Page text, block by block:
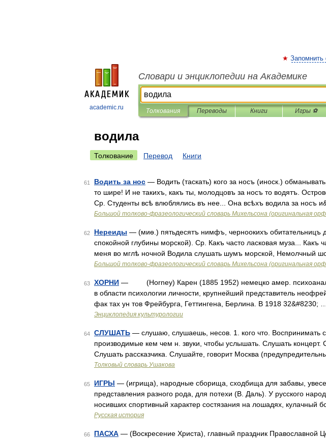
academic.ru
Запомнить
Словари и энциклопедии на Академике
Толкования Переводы Книги Игры ⚽
водила
Толкование Перевод Книги
61 Водить за нос — Водить (таскать) кого за носъ (иноск.)
то шире! И не такихъ, какъ ты, молодцовъ за носъ то водятъ.
Ср. Студенты всѣ влюблялись въ нее... Она всѣхъ водила за носъ
Большой толково-фразеологический словарь Михельсона (оригинальная
62 Нереиды — (миѳ.) пятьдесятъ нимфъ, черноокихъ обитательницъ
спокойной глубины морской). Ср. Какъ часто ласковая муза... Какъ
меня во мглѣ ночной Водила слушать шумъ морской, Немолчный
Большой толково-фразеологический словарь Михельсона (оригинальная
63 ХОРНИ — (Horney) Карен (1885 1952) немецко амер.
в области психологии личности, крупнейший представитель
фак тах ун тов Фрейбурга, Геттингена, Берлина. В 1918 32&#8230; …
Энциклопедия культурологии
64 СЛУШАТЬ — слушаю, слушаешь, несов. 1. кого что. Воспринимать
производимые кем чем н. звуки, чтобы услышать. Слушать концерт.
Слушать рассказчика. Слушайте, говорит Москва
Толковый словарь Ушакова
65 ИГРЫ — (игрища), народные сборища, сходбища для забавы,
представления разного рода, для потехи (В. Даль). У русского
носивших спортивный характер состязания на лошадях, кулачный
Русская история
66 ПАСХА — (Воскресение Христа), главный праздник Православной